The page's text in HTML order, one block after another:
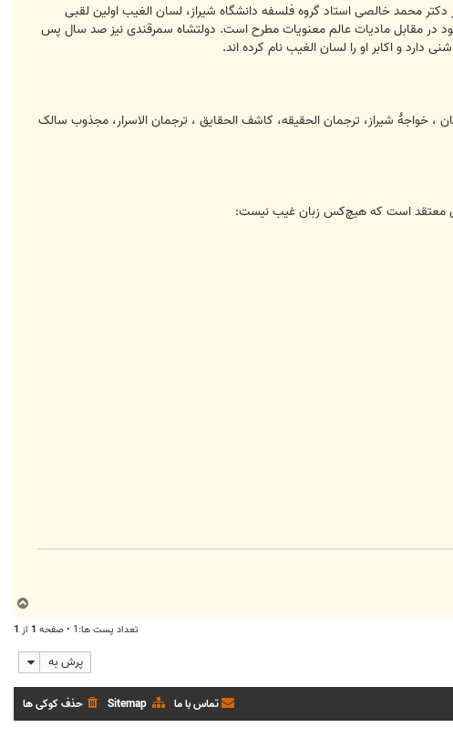
محمد خالصی استاد گروه فلسفه دانشگاه شیراز، لسان الغیب اولین لقبی
غیب؛ در مقابل شهود در مقابل مادیات عالم معنویات مطرح است. دولتشاه سمرقندی نیز صد سال پس
و اکابر او را لسان الغیب نام کرده اند.
، خواجهٔ شیراز، ترجمان الحقیقه، کاشف الحقایق ، ترجمان الاسرار، مجذوب سالک
معتقد است که هیچ‌کس زبان غیب نیست:
ا
تعداد پست ها:1 • صفحه 1 از 1
پرش به
حذف کوکی ها Sitemap تماس با ما